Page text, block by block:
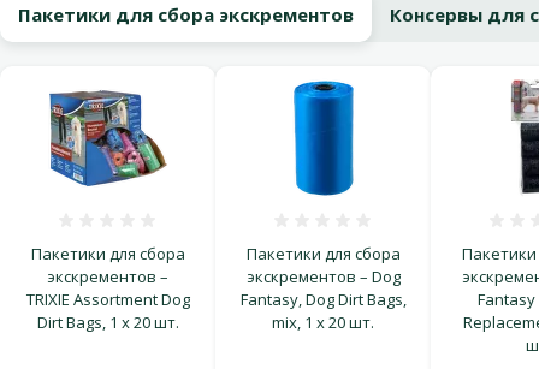
Пакетики для сбора экскрементов Консервы для
Пакетики для сбора
экскрементов –
TRIXIE Assortment Dog
Dirt Bags, 1 x 20 шт.
Пакетики для сбора
экскрементов – Dog
Fantasy, Dog Dirt Bags,
mix, 1 x 20 шт.